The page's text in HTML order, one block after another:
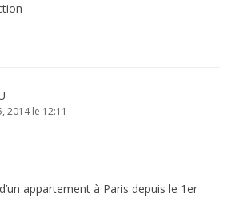
2014 le 12:11
appartement à Paris depuis le 1er